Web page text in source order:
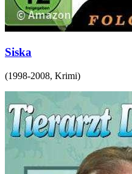
Siska
(1998-2008, Krimi)